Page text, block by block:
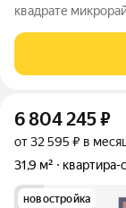
квадрате
сдачу в аренду. В
Подземная
6 804 245₽
от 32 595 ₽ в
31,9 м²
квартира-
новостройка